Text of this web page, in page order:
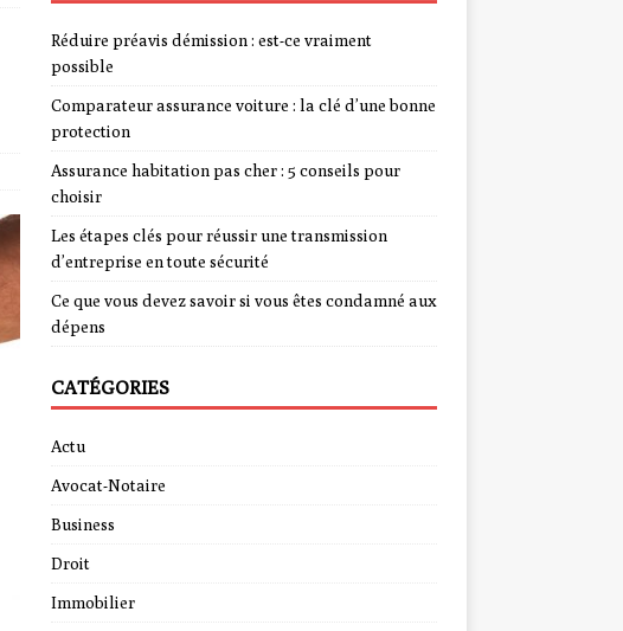
Réduire préavis démission : est-ce vraiment
possible
Comparateur assurance voiture : la clé d’une bonne
protection
Assurance habitation pas cher : 5 conseils pour
choisir
Les étapes clés pour réussir une transmission
d’entreprise en toute sécurité
Ce que vous devez savoir si vous êtes condamné aux
dépens
CATÉGORIES
Actu
Avocat-Notaire
Business
Droit
Immobilier